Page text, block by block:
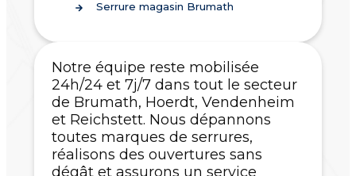
Serrure magasin Brumath
Notre équipe reste mobilisée
24h/24 et 7j/7 dans tout le secteur
de Brumath, Hoerdt, Vendenheim
et Reichstett. Nous dépannons
toutes marques de serrures,
réalisons des ouvertures sans
dégât et assurons un service